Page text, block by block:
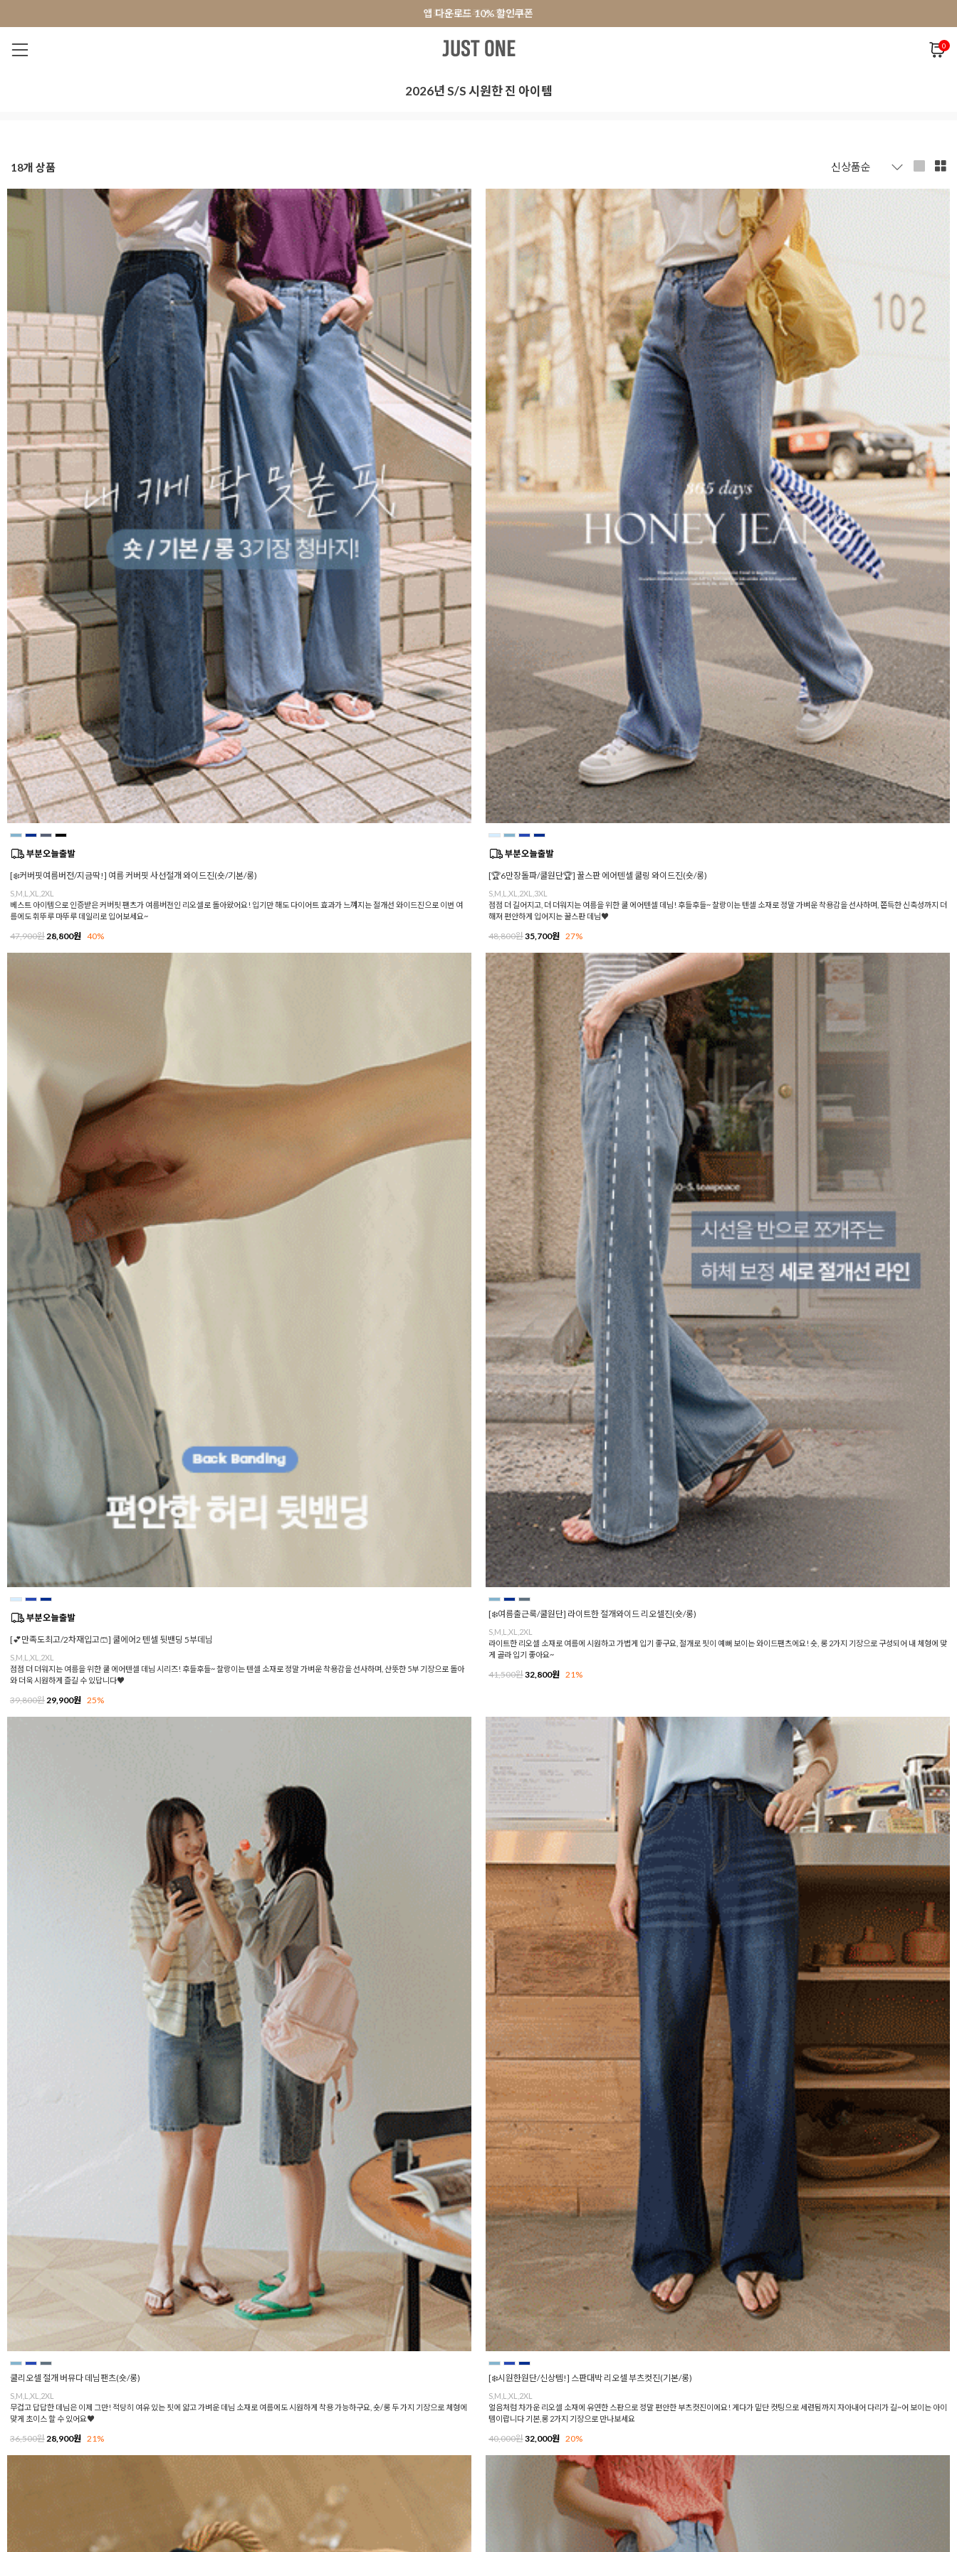
앱 다운로드 10% 할인쿠폰
회원가입 쿠폰 3000원
앱 다운로드 10% 할인쿠폰
회원가입 쿠폰 3000원
0
원피스&스커트 오피스룩 +PLUS SIZE
2026년 S/S 시원한 진 아이템
18개 상품
[❄️커버핏여름버전/지금딱!] 여름 커버핏 사선절개 와이드진(숏/기본/롱)
S,M,L,XL,2XL
베스트 아이템으로 인증받은 커버핏 팬츠가 여름버전인 리오셀로 돌아왔어요! 입기만 해도 다이어트 효과가 느껴지는 절개선 와이드진으로 이번 여
름에도 휘뚜루 마뚜루 데일리로 입어보세요~
47,900원28,800원 40%
[🏆6만장돌파/쿨원단🏆] 꿀스판 에어텐셀 쿨링 와이드진(숏/롱)
S,M,L,XL,2XL,3XL
점점 더 길어지고, 더 더워지는 여름을 위한 쿨 에어텐셀 데님! 후들후들~ 찰랑이는 텐셀 소재로 정말 가벼운 착용감을 선사하며, 쫀득한 신축성까지 더
해져 편안하게 입어지는 꿀스판 데님♥
48,800원35,700원 27%
[💕만족도최고/2차재입고🩳] 쿨에어2 텐셀 뒷밴딩 5부데님
S,M,L,XL,2XL
점점 더 더워지는 여름을 위한 쿨 에어텐셀 데님 시리즈! 후들후들~ 찰랑이는 텐셀 소재로 정말 가벼운 착용감을 선사하며, 산뜻한 5부 기장으로 돌아
와 더욱 시원하게 즐길 수 있답니다♥
39,800원29,900원 25%
[❄️여름출근룩/쿨원단] 라이트한 절개와이드 리오셀진(숏/롱)
S,M,L,XL,2XL
라이트한 리오셀 소재로 여름에 시원하고 가볍게 입기 좋구요, 절개로 핏이 예뻐 보이는 와이드팬츠에요! 숏, 롱 2가지 기장으로 구성되어 내 체형에 맞
게 골라 입기 좋아요~
41,500원32,800원 21%
쿨리오셀 절개 버뮤다 데님팬츠(숏/롱)
S,M,L,XL,2XL
무겁고 답답한 데님은 이제 그만! 적당히 여유 있는 핏에 얇고 가벼운 데님 소재로 여름에도 시원하게 착용 가능하구요, 숏/롱 두 가지 기장으로 체형에
맞게 초이스 할 수 있어요♥
36,500원28,900원 21%
[❄️시원한원단/신상템!] 스판대박 리오셀 부츠컷진(기본/롱)
S,M,L,XL,2XL
얼음처럼 차가운 리오셀 소재에 유연한 스판으로 정말 편안한 부츠컷진이에요! 게다가 밑단 컷팅으로 세련됨까지 자아내어 다리가 길~어 보이는 아이
템이랍니다 기본,롱 2가지 기장으로 만나보세요
40,000원32,000원 20%